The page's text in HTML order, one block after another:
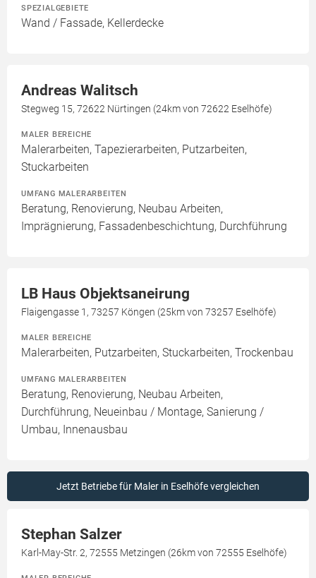
SPEZIALGEBIETE
Wand / Fassade, Kellerdecke
Andreas Walitsch
Stegweg 15, 72622 Nürtingen (24km von 72622 Eselhöfe)
MALER BEREICHE
Malerarbeiten, Tapezierarbeiten, Putzarbeiten,
Stuckarbeiten
UMFANG MALERARBEITEN
Beratung, Renovierung, Neubau Arbeiten,
Imprägnierung, Fassadenbeschichtung, Durchführung
LB Haus Objektsaneirung
Flaigengasse 1, 73257 Köngen (25km von 73257 Eselhöfe)
MALER BEREICHE
Malerarbeiten, Putzarbeiten, Stuckarbeiten, Trockenbau
UMFANG MALERARBEITEN
Beratung, Renovierung, Neubau Arbeiten,
Durchführung, Neueinbau / Montage, Sanierung /
Umbau, Innenausbau
Jetzt Betriebe für Maler in Eselhöfe vergleichen
Stephan Salzer
Karl-May-Str. 2, 72555 Metzingen (26km von 72555 Eselhöfe)